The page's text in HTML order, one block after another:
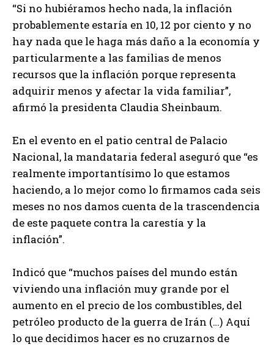
“Si no hubiéramos hecho nada, la inflación
probablemente estaría en 10, 12 por ciento y no
hay nada que le haga más daño a la economía y
particularmente a las familias de menos
recursos que la inflación porque representa
adquirir menos y afectar la vida familiar”,
afirmó la presidenta Claudia Sheinbaum.
En el evento en el patio central de Palacio
Nacional, la mandataria federal aseguró que “es
realmente importantísimo lo que estamos
haciendo, a lo mejor como lo firmamos cada seis
meses no nos damos cuenta de la trascendencia
de este paquete contra la carestía y la
inflación”.
Indicó que “muchos países del mundo están
viviendo una inflación muy grande por el
aumento en el precio de los combustibles, del
petróleo producto de la guerra de Irán (…) Aquí
lo que decidimos hacer es no cruzarnos de